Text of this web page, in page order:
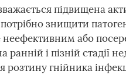
підвищена
потрібно знищити
неефективним або
і пізній стадії
розтину гнійника